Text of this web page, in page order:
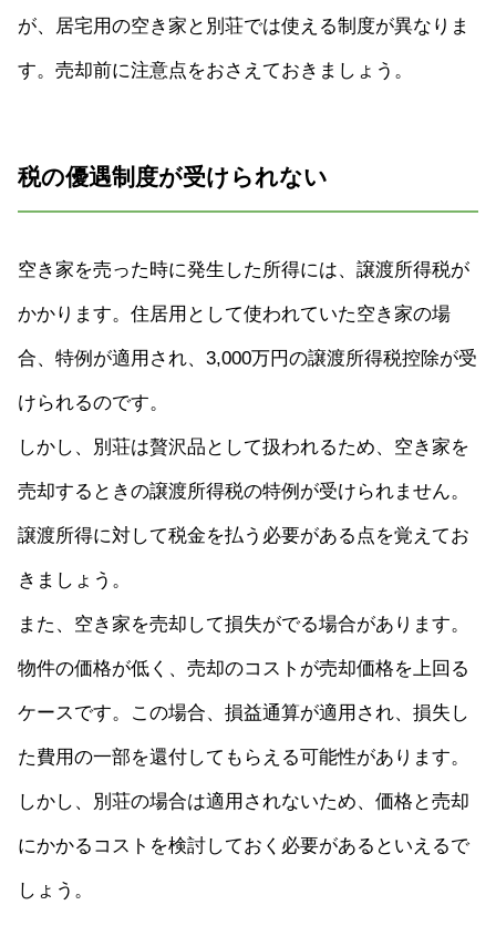
が、居宅用の空き家と別荘では使える制度が異なりま
す。売却前に注意点をおさえておきましょう。
税の優遇制度が受けられない
空き家を売った時に発生した所得には、譲渡所得税が
かかります。住居用として使われていた空き家の場
合、特例が適用され、3,000万円の譲渡所得税控除が受
けられるのです。
しかし、別荘は贅沢品として扱われるため、空き家を
売却するときの譲渡所得税の特例が受けられません。
譲渡所得に対して税金を払う必要がある点を覚えてお
きましょう。
また、空き家を売却して損失がでる場合があります。
物件の価格が低く、売却のコストが売却価格を上回る
ケースです。この場合、損益通算が適用され、損失し
た費用の一部を還付してもらえる可能性があります。
しかし、別荘の場合は適用されないため、価格と売却
にかかるコストを検討しておく必要があるといえるで
しょう。